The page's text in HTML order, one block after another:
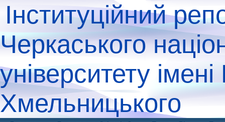
Інституційний
Черкаського
університету
Хмельницького